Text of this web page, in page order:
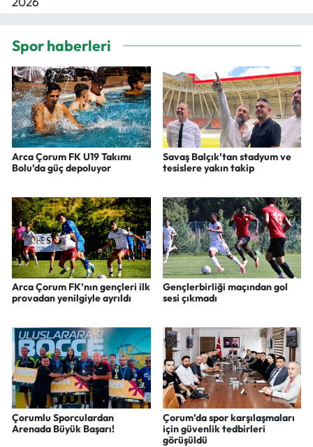
Spor haberleri
Arca Çorum FK U19 Takımı
Bolu’da güç depoluyor
Savaş Balçık’tan stadyum ve
tesislere yakın takip
Arca Çorum FK’nın gençleri ilk
provadan yenilgiyle ayrıldı
Gençlerbirliği maçından gol
sesi çıkmadı
Çorumlu Sporculardan
Arenada Büyük Başarı!
Çorum’da spor karşılaşmaları
için güvenlik tedbirleri
görüşüldü